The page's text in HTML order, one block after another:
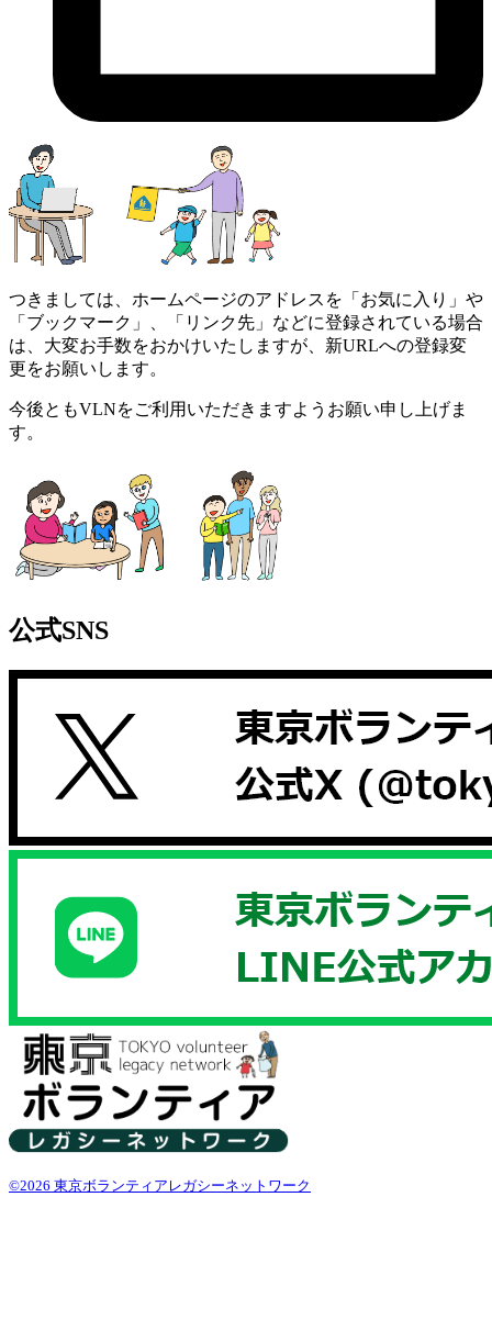
つきましては、ホームページのアドレスを「お気に入り」や
「ブックマーク」、「リンク先」などに登録されている場合
は、大変お手数をおかけいたしますが、新URLへの登録変
更をお願いします。
今後ともVLNをご利用いただきますようお願い申し上げま
す。
公式SNS
©2026 東京ボランティアレガシーネットワーク